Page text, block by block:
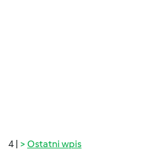
4 | Ostatni wpis